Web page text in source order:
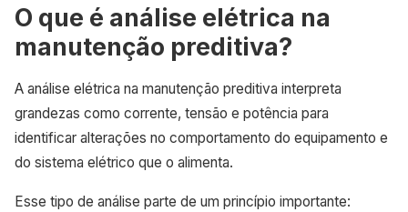
O que é análise elétrica na
manutenção preditiva?
A análise elétrica na manutenção preditiva interpreta
grandezas como corrente, tensão e potência para
identificar alterações no comportamento do equipamento e
do sistema elétrico que o alimenta.
Esse tipo de análise parte de um princípio importante: